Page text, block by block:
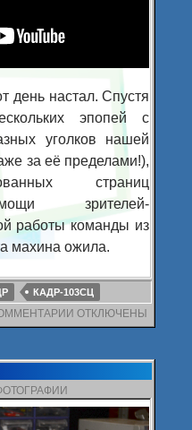
день настал. Спустя
эпопей с
уголков нашей
за её пределами!),
страниц
зрителей-
работы команды из
махина ожила.
КАДР-103СЦ
К
ЗАПИСИ
СОБСТВЕННО,
ОТКЛЮЧЕНЫ